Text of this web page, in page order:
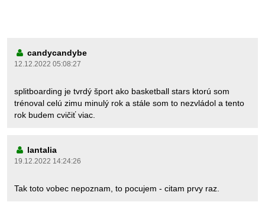
candycandybe
12.12.2022 05:08:27
splitboarding je tvrdý šport ako basketball stars ktorú som
trénoval celú zimu minulý rok a stále som to nezvládol a tento
rok budem cvičiť viac.
lantalia
19.12.2022 14:24:26
Tak toto vobec nepoznam, to pocujem - citam prvy raz.